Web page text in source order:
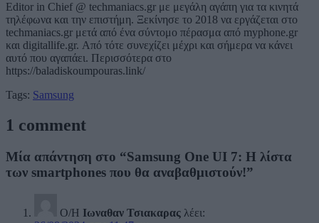
Editor in Chief @ techmaniacs.gr με μεγάλη αγάπη για τα κινητά
τηλέφωνα και την επιστήμη. Ξεκίνησε το 2018 να εργάζεται στο
techmaniacs.gr μετά από ένα σύντομο πέρασμα από myphone.gr
και digitallife.gr. Από τότε συνεχίζει μέχρι και σήμερα να κάνει
αυτό που αγαπάει. Περισσότερα στο
https://baladiskoumpouras.link/
Tags: Samsung
1 comment
Μία απάντηση στο “Samsung One UI 7: Η λίστα
των smartphones που θα αναβαθμιστούν!”
Ο/Η Ιωναθαν Τσιακαρας λέει: